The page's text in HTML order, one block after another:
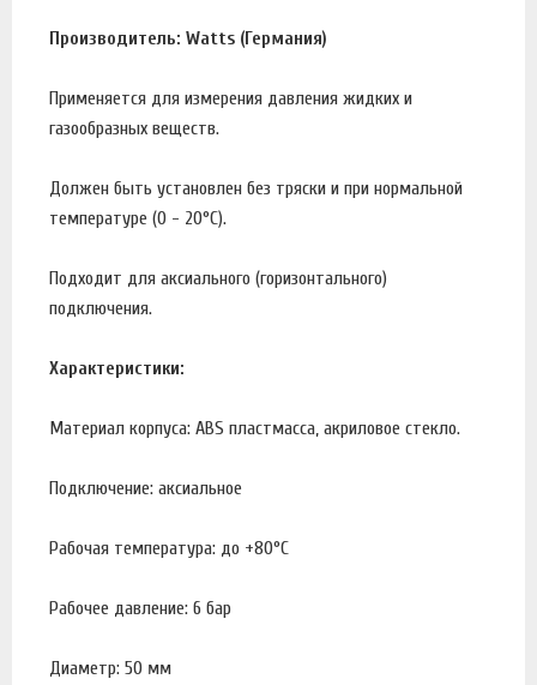
Производитель: Watts (Германия)
Применяется для измерения давления жидких и
газообразных веществ.
Должен быть установлен без тряски и при нормальной
температуре (0 - 20°С).
Подходит для аксиального (горизонтального)
подключения.
Характеристики:
Материал корпуса: ABS пластмасса, акриловое стекло.
Подключение: аксиальное
Рабочая температура: до +80°С
Рабочее давление: 6 бар
Диаметр: 50 мм